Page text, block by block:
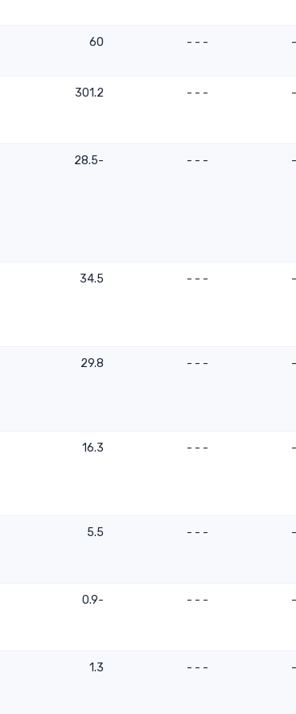
- - -
60
- - -
301.2
- - -
-28.5
- - -
34.5
- - -
29.8
- - -
16.3
- - -
5.5
- - -
-0.9
- - -
1.3